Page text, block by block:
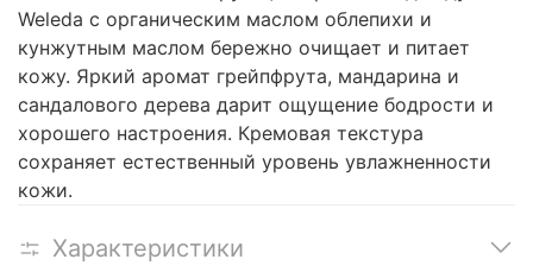
Weleda с органическим маслом облепихи и
кунжутным маслом бережно очищает и питает
кожу. Яркий аромат грейпфрута, мандарина и
сандалового дерева дарит ощущение бодрости и
хорошего настроения. Кремовая текстура
сохраняет естественный уровень увлажненности
кожи.
Характеристики